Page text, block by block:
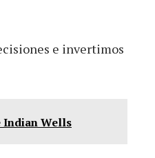
e invertimos
Indian Wells